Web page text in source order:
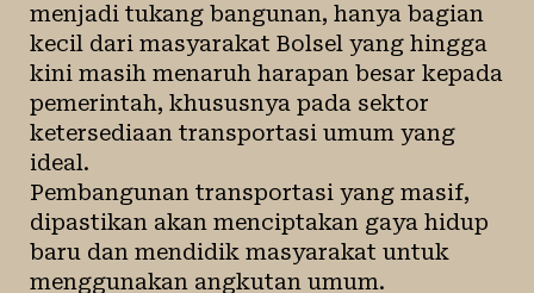
menjadi tukang bangunan, hanya bagian
kecil dari masyarakat Bolsel yang hingga
kini masih menaruh harapan besar kepada
pemerintah, khususnya pada sektor
ketersediaan transportasi umum yang
ideal.
Pembangunan transportasi yang masif,
dipastikan akan menciptakan gaya hidup
baru dan mendidik masyarakat untuk
menggunakan angkutan umum.